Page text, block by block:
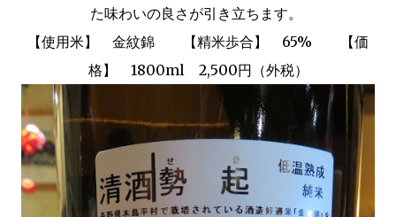
た味わいの良さが引き立ちます。
【使用米】 金紋錦 【精米歩合】 65% 【価
格】 1800ml 2,500円（外税）